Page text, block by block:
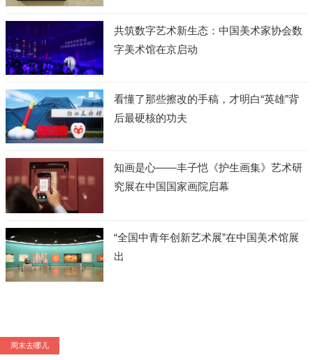
共筑数字艺术新生态：中国美术家协会数
字美术馆在京启动
看懂了那些擦改的手稿，才明白“英雄”背
后最硬核的功夫
知画是心——丰子恺《护生画集》艺术研
究展在中国国家画院启幕
“全国中青年创新艺术展”在中国美术馆展
出
周末去哪儿